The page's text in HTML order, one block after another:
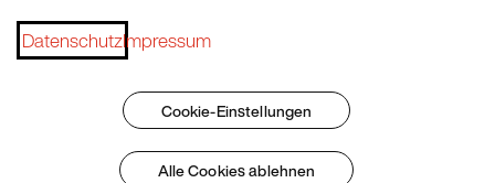
Laufenden bleiben?
Jetzt abonnieren
DatenschutzImpressum
Cookie-Einstellungen
Alle Cookies ablehnen